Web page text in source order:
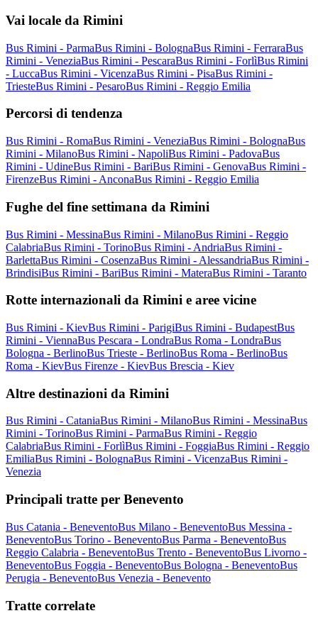
Vai locale da Rimini
Bus Rimini - ParmaBus Rimini - BolognaBus Rimini - FerraraBus
Rimini - VeneziaBus Rimini - PescaraBus Rimini - ForlìBus Rimini
- LuccaBus Rimini - VicenzaBus Rimini - PisaBus Rimini -
TriesteBus Rimini - PesaroBus Rimini - Reggio Emilia
Percorsi di tendenza
Bus Rimini - RomaBus Rimini - VeneziaBus Rimini - BolognaBus
Rimini - MilanoBus Rimini - NapoliBus Rimini - PadovaBus
Rimini - UdineBus Rimini - BariBus Rimini - GenovaBus Rimini -
FirenzeBus Rimini - AnconaBus Rimini - Reggio Emilia
Fughe del fine settimana da Rimini
Bus Rimini - MessinaBus Rimini - MilanoBus Rimini - Reggio
CalabriaBus Rimini - TorinoBus Rimini - AndriaBus Rimini -
BarlettaBus Rimini - CosenzaBus Rimini - AlessandriaBus Rimini -
BrindisiBus Rimini - BariBus Rimini - MateraBus Rimini - Taranto
Rotte internazionali da Rimini e aree vicine
Bus Rimini - KievBus Rimini - ParigiBus Rimini - BudapestBus
Rimini - ViennaBus Pescara - LondraBus Roma - LondraBus
Bologna - BerlinoBus Trieste - BerlinoBus Roma - BerlinoBus
Roma - KievBus Firenze - KievBus Brescia - Kiev
Altre destinazioni da Rimini
Bus Rimini - CataniaBus Rimini - MilanoBus Rimini - MessinaBus
Rimini - TorinoBus Rimini - ParmaBus Rimini - Reggio
CalabriaBus Rimini - ForlìBus Rimini - FoggiaBus Rimini - Reggio
EmiliaBus Rimini - BolognaBus Rimini - VicenzaBus Rimini -
Venezia
Principali tratte per Benevento
Bus Catania - BeneventoBus Milano - BeneventoBus Messina -
BeneventoBus Torino - BeneventoBus Parma - BeneventoBus
Reggio Calabria - BeneventoBus Trento - BeneventoBus Livorno -
BeneventoBus Foggia - BeneventoBus Bologna - BeneventoBus
Perugia - BeneventoBus Venezia - Benevento
Tratte correlate